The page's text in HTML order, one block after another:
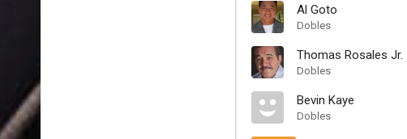
Al Goto
Dobles
Thomas Rosales Jr.
Dobles
Bevin Kaye
Dobles